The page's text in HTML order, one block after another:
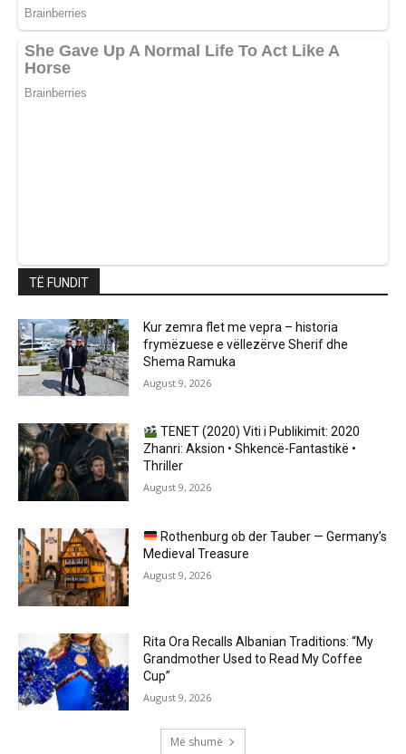
TË FUNDIT
Kur zemra flet me vepra – historia
frymëzuese e vëllezërve Sherif dhe
Shema Ramuka
August 9, 2026
TENET (2020) Viti i Publikimit: 2020
Zhanri: Aksion • Shkencë-Fantastikë •
Thriller
August 9, 2026
Rothenburg ob der Tauber — Germany’s
Medieval Treasure
August 9, 2026
Rita Ora Recalls Albanian Traditions: “My
Grandmother Used to Read My Coffee
Cup”
August 9, 2026
Më shumë